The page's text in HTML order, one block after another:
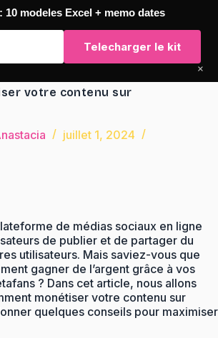
votre contenu sur
juillet 1, 2024
de médias sociaux en ligne
de publier et de partager du
utilisateurs. Mais saviez-vous que
gagner de l’argent grâce à vos
? Dans cet article, nous allons
monétiser votre contenu sur
quelques conseils pour maximiser
10 modeles Excel + memo dates
Telecharger le kit
×